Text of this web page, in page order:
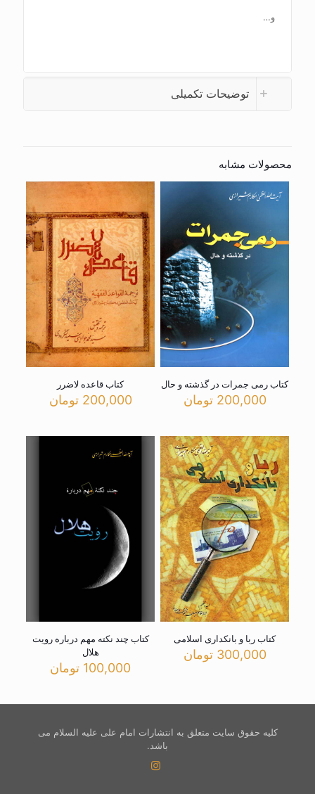
و…
توضیحات تکمیلی
محصولات مشابه
کتاب رمی جمرات در گذشته و حال
200,000 تومان
کتاب قاعده لاضرر
200,000 تومان
کتاب ربا و بانکداری اسلامی
300,000 تومان
کتاب چند نکته مهم درباره رویت
هلال
100,000 تومان
کلیه حقوق سایت متعلق به انتشارات امام علی علیه السلام می
باشد.